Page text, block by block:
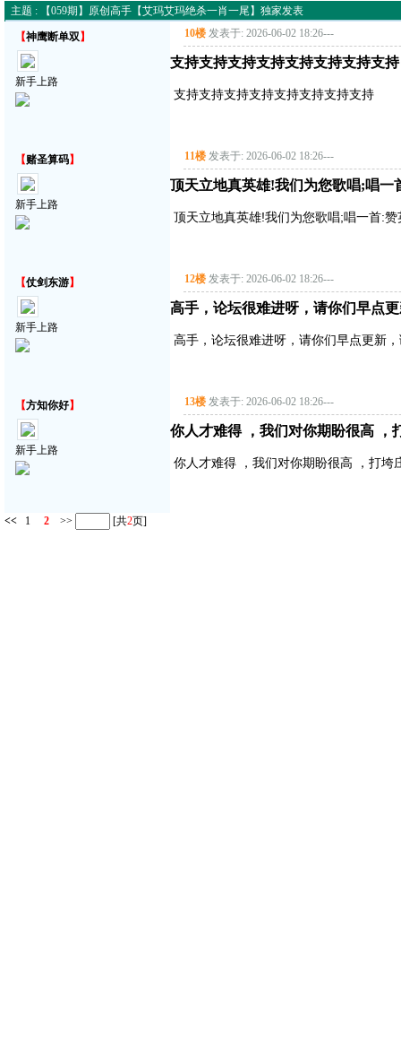
主题 : 【059期】原创高手【艾玛艾玛绝杀一肖一尾】独家发表
【神鹰断单双】
新手上路
10楼 发表于: 2026-06-02 18:26---
支持支持支持支持支持支持支持支持
支持支持支持支持支持支持支持支持
【赌圣算码】
新手上路
11楼 发表于: 2026-06-02 18:26---
顶天立地真英雄!我们为您歌唱;唱一
顶天立地真英雄!我们为您歌唱;唱一首:
【仗剑东游】
新手上路
12楼 发表于: 2026-06-02 18:26---
高手，论坛很难进呀，请你们早点
高手，论坛很难进呀，请你们早点更新
【方知你好】
新手上路
13楼 发表于: 2026-06-02 18:26---
你人才难得 ，我们对你期盼很高 ，
你人才难得 ，我们对你期盼很高 ，打垮
<< 1 2 >> [共2页]